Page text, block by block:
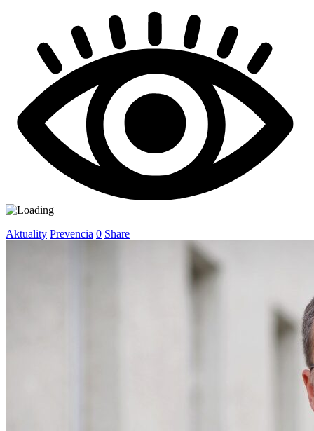
Aktuality Prevencia 0 Share